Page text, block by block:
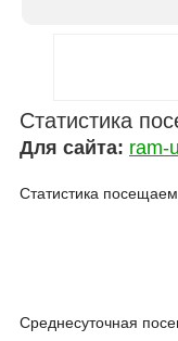
Статистика
Для сайта: ram-
Статистика
Среднесуточная